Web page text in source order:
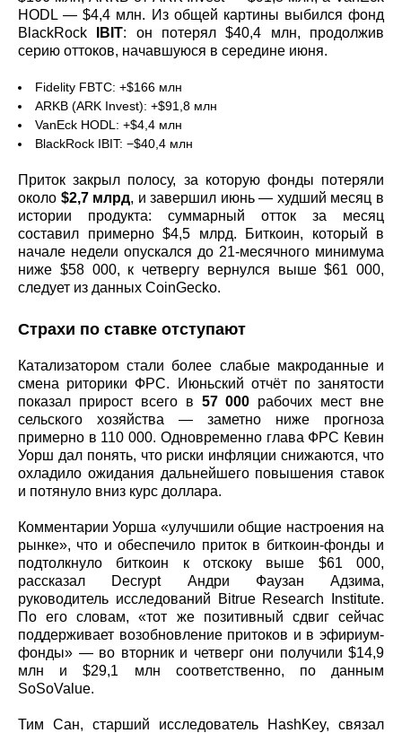
HODL — $4,4 млн. Из общей картины выбился фонд
BlackRock
IBIT: он потерял $40,4 млн, продолжив
серию оттоков, начавшуюся в середине июня.
Fidelity FBTC: +$166 млн
ARKB (ARK Invest): +$91,8 млн
VanEck HODL: +$4,4 млн
BlackRock IBIT: −$40,4 млн
Приток закрыл полосу, за которую фонды потеряли
около $2,7 млрд, и завершил июнь — худший месяц в
истории продукта: суммарный отток за месяц
составил примерно $4,5 млрд. Биткоин, который в
начале недели опускался до 21-месячного минимума
ниже $58 000, к четвергу вернулся выше $61 000,
следует из данных CoinGecko.
Страхи по ставке отступают
Катализатором стали более слабые макроданные и
смена риторики ФРС. Июньский отчёт по занятости
показал прирост всего в 57 000 рабочих мест вне
сельского хозяйства — заметно ниже прогноза
примерно в 110 000. Одновременно глава ФРС Кевин
Уорш дал понять, что риски инфляции снижаются, что
охладило ожидания дальнейшего повышения ставок
и потянуло вниз курс доллара.
Комментарии Уорша «улучшили общие настроения на
рынке», что и обеспечило приток в биткоин-фонды и
подтолкнуло биткоин к отскоку выше $61 000,
рассказал Decrypt Андри Фаузан Адзима,
руководитель исследований Bitrue Research Institute.
По его словам, «тот же позитивный сдвиг сейчас
поддерживает возобновление притоков и в эфириум-
фонды» — во вторник и четверг они получили $14,9
млн и $29,1 млн соответственно, по данным
SoSoValue.
Тим Сан, старший исследователь HashKey, связал